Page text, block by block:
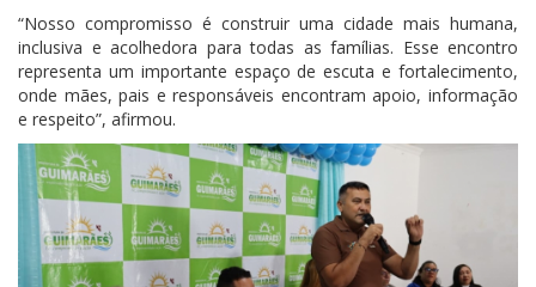
“Nosso compromisso é construir uma cidade mais humana,
inclusiva e acolhedora para todas as famílias. Esse encontro
representa um importante espaço de escuta e fortalecimento,
onde mães, pais e responsáveis encontram apoio, informação
e respeito”, afirmou.